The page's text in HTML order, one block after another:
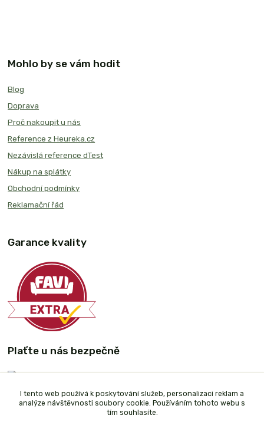
Mohlo by se vám hodit
Blog
Doprava
Proč nakoupit u nás
Reference z Heureka.cz
Nezávislá reference dTest
Nákup na splátky
Obchodní podmínky
Reklamační řád
Garance kvality
Plaťte u nás bezpečně
I tento web používá k poskytování služeb, personalizaci reklam a
analýze návštěvnosti soubory cookie. Používáním tohoto webu s
tím souhlasíte.